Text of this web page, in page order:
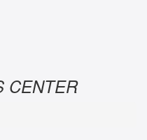
CENTER